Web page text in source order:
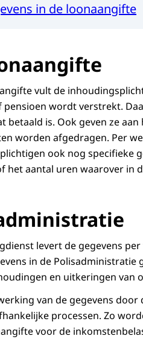
in de loonaangifte
vult de
wordt verstrekt.
betaald is. Ook geven ze
worden afgedragen. Per
ook nog specifieke
het aantal uren waarover in
levert de gegevens
in de Polisadministratie
en uitkeringen van
van de gegevens
processen. Zo
voor de